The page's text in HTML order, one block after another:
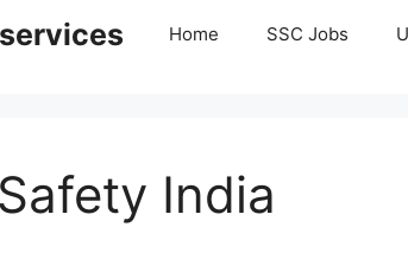
Home SSC Jobs
India